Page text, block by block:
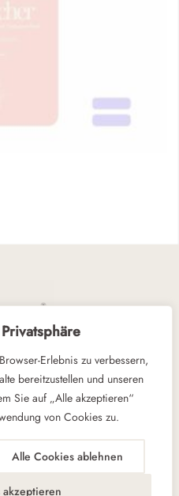
Erlebnis zu verbessern,
bereitzustellen und unseren
Sie auf „Alle akzeptieren“
von Cookies zu.
Alle Cookies ablehnen
Gelassenheit
BERLIN